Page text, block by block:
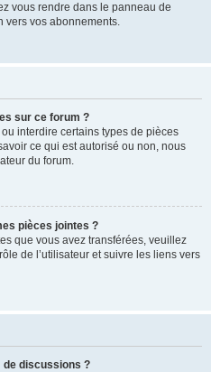
vous rendre dans le panneau de
vers vos abonnements.
sur ce forum ?
interdire certains types de pièces
ce qui est autorisé ou non, nous
du forum.
pièces jointes ?
que vous avez transférées, veuillez
de l’utilisateur et suivre les liens vers
de discussions ?